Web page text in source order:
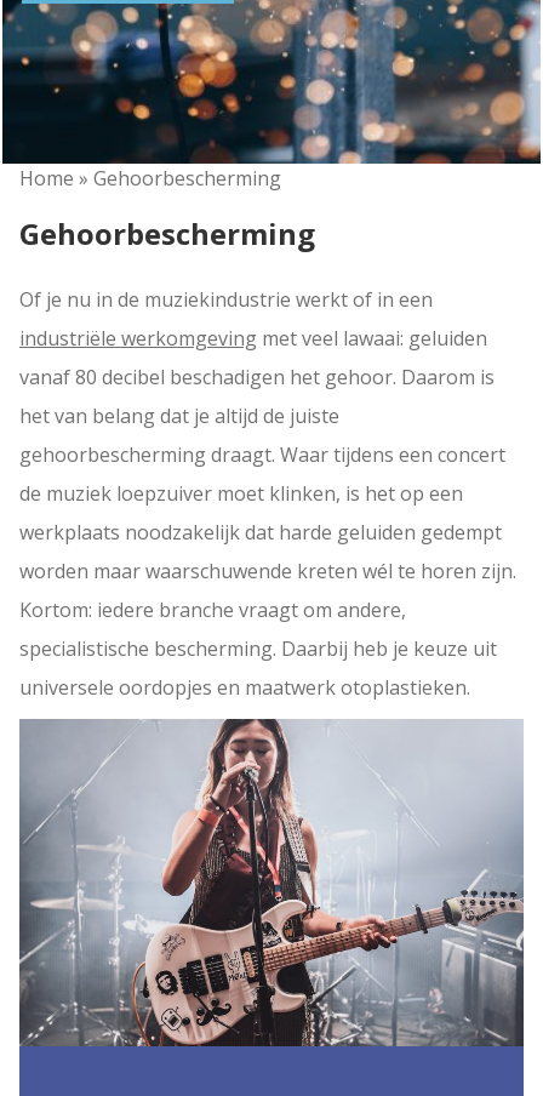
Home » Gehoorbescherming
Gehoorbescherming
Of je nu in de muziekindustrie werkt of in een
industriële werkomgeving met veel lawaai: geluiden
vanaf 80 decibel beschadigen het gehoor. Daarom is
het van belang dat je altijd de juiste
gehoorbescherming draagt. Waar tijdens een concert
de muziek loepzuiver moet klinken, is het op een
werkplaats noodzakelijk dat harde geluiden gedempt
worden maar waarschuwende kreten wél te horen zijn.
Kortom: iedere branche vraagt om andere,
specialistische bescherming. Daarbij heb je keuze uit
universele oordopjes en maatwerk otoplastieken.